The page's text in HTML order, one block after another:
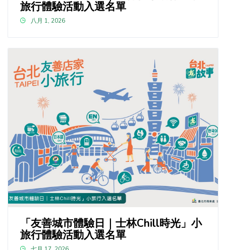
旅行體驗活動入選名單
八月 1, 2026
「友善城市體驗日｜士林Chill時光」小
旅行體驗活動入選名單